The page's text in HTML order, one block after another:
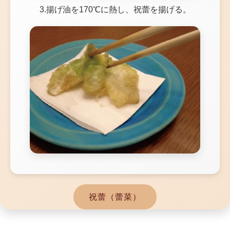
3.揚げ油を170℃に熱し、祝蕾を揚げる。
祝蕾（蕾菜）